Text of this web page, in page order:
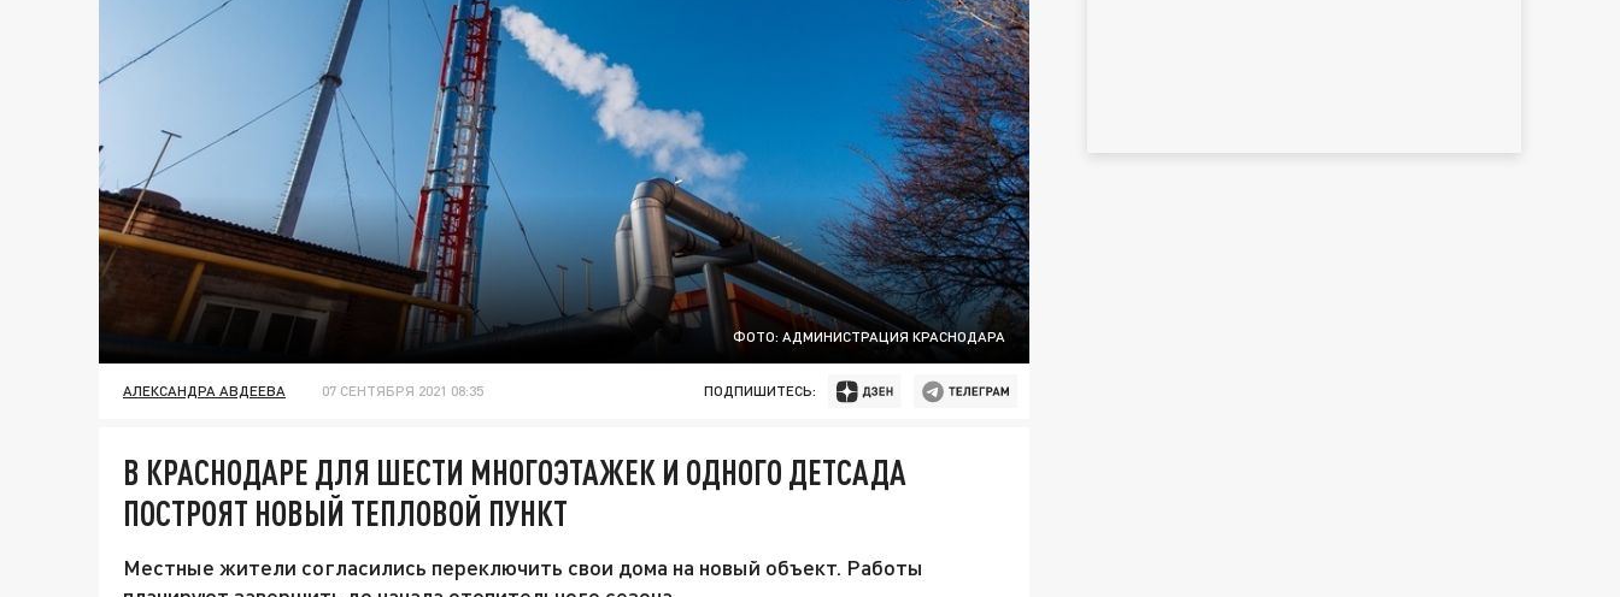
ФОТО: АДМИНИСТРАЦИЯ КРАСНОДАРА
АЛЕКСАНДРА АВДЕЕВА 07 СЕНТЯБРЯ 2021 08:35 ПОДПИШИТЕСЬ:
В КРАСНОДАРЕ ДЛЯ ШЕСТИ МНОГОЭТАЖЕК И ОДНОГО ДЕТСАДА
ПОСТРОЯТ НОВЫЙ ТЕПЛОВОЙ ПУНКТ
Местные жители согласились переключить свои дома на новый объект. Работы